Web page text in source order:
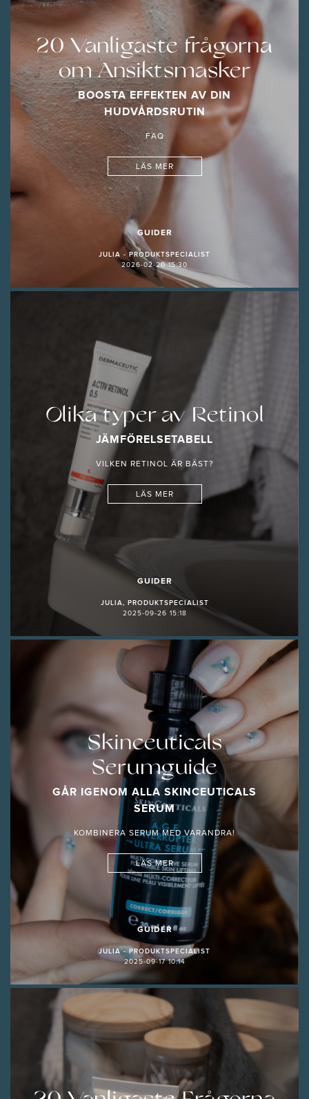
20 Vanligaste frågorna
om Ansiktsmasker
BOOSTA EFFEKTEN AV DIN
HUDVÅRDSRUTIN
FAQ
LÄS MER
GUIDER
JULIA - PRODUKTSPECIALIST
2026-02-20 15:30
Olika typer av Retinol
JÄMFÖRELSETABELL
VILKEN RETINOL ÄR BÄST?
LÄS MER
GUIDER
JULIA, PRODUKTSPECIALIST
2025-09-26 15:18
Skinceuticals
Serumguide
GÅR IGENOM ALLA SKINCEUTICALS
SERUM
KOMBINERA SERUM MED VARANDRA!
LÄS MER
GUIDER
JULIA - PRODUKTSPECIALIST
2025-09-17 10:14